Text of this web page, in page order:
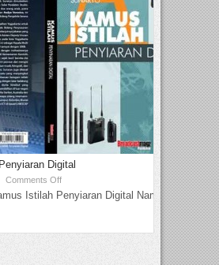
Digital
Comments Off
Istilah Penyiaran Digital Nama